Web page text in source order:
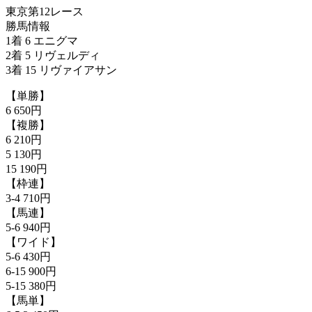
東京第12レース
勝馬情報
1着 6 エニグマ
2着 5 リヴェルディ
3着 15 リヴァイアサン
【単勝】
6 650円
【複勝】
6 210円
5 130円
15 190円
【枠連】
3-4 710円
【馬連】
5-6 940円
【ワイド】
5-6 430円
6-15 900円
5-15 380円
【馬単】